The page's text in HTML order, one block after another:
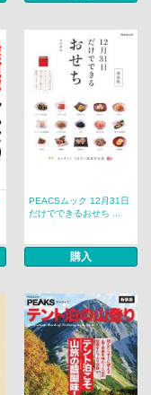
PEACSムック 12月31日
だけでできるおせち ...
購入